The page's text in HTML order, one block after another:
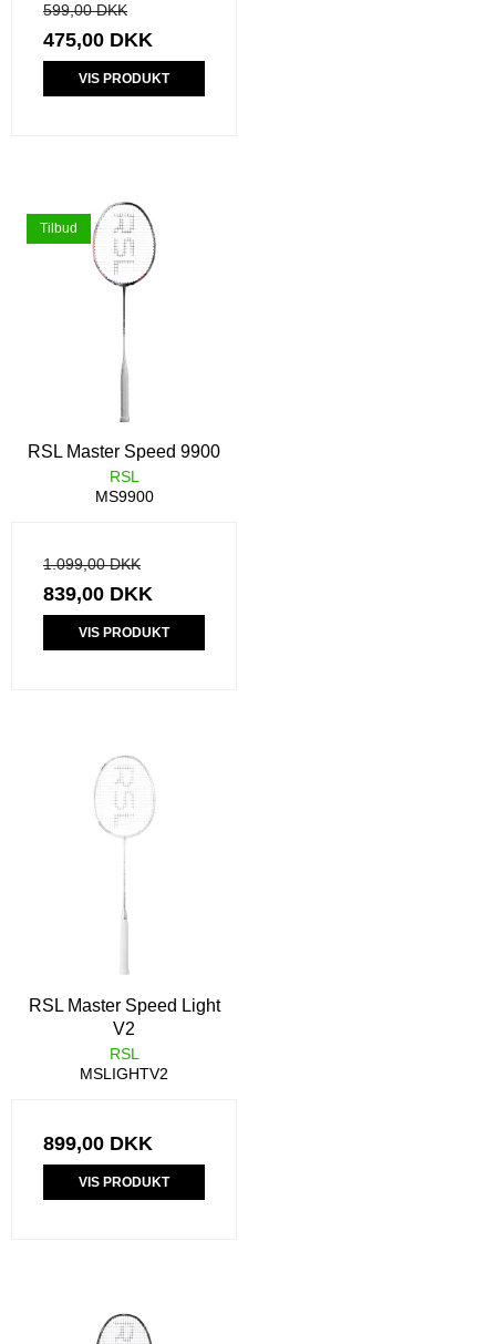
599,00 DKK
475,00 DKK
VIS PRODUKT
Tilbud
RSL Master Speed 9900
RSL
MS9900
1.099,00 DKK
839,00 DKK
VIS PRODUKT
RSL Master Speed Light
V2
RSL
MSLIGHTV2
899,00 DKK
VIS PRODUKT